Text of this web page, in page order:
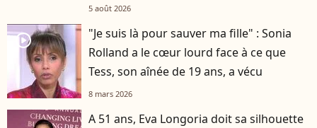
5 août 2026
player2
"Je suis là pour sauver ma fille" : Sonia
Rolland a le cœur lourd face à ce que
Tess, son aînée de 19 ans, a vécu
8 mars 2026
A 51 ans, Eva Longoria doit sa silhouette